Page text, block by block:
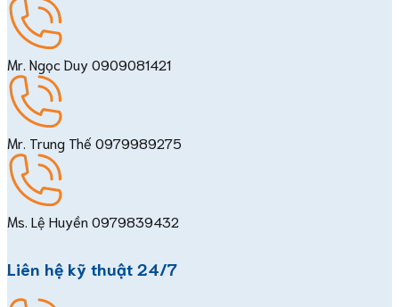
Mr. Ngọc Duy0909081421
Mr. Trung Thế 0979989275
Ms. Lệ Huyền 0979839432
Liên hệ kỹ thuật 24/7